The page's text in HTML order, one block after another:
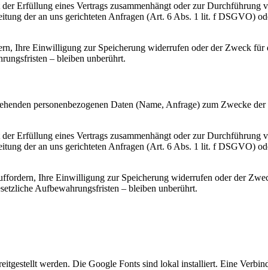
Erfüllung eines Vertrags zusammenhängt oder zur Durchführung
der an uns gerichteten Anfragen (Art. 6 Abs. 1 lit. f DSGVO)
Ihre Einwilligung zur Speicherung widerrufen oder der Zweck für
– bleiben unberührt.
personenbezogenen Daten (Name, Anfrage) zum Zwecke
Erfüllung eines Vertrags zusammenhängt oder zur Durchführung
der an uns gerichteten Anfragen (Art. 6 Abs. 1 lit. f DSGVO)
Ihre Einwilligung zur Speicherung widerrufen oder der
Aufbewahrungsfristen – bleiben unberührt.
werden. Die Google Fonts sind lokal installiert. Eine